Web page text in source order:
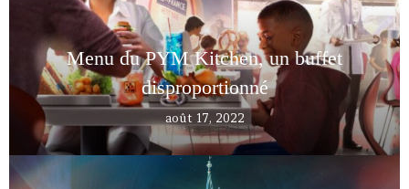
Menu du PYM Kitchen, un buffet
disproportionné
août 17, 2022